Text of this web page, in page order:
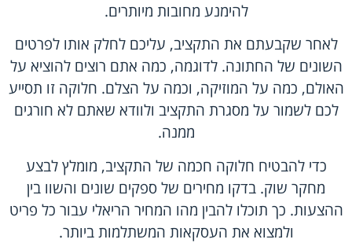
להימנע מחובות מיותרים.
לאחר שקבעתם את התקציב, עליכם לחלק אותו לפרטים
השונים של החתונה. לדוגמה, כמה אתם רוצים להוציא על
האולם, כמה על המוזיקה, וכמה על הצלם. חלוקה זו תסייע
לכם לשמור על מסגרת התקציב ולוודא שאתם לא חורגים
ממנה.
כדי להבטיח חלוקה חכמה של התקציב, מומלץ לבצע
מחקר שוק. בדקו מחירים של ספקים שונים והשוו בין
ההצעות. כך תוכלו להבין מהו המחיר הריאלי עבור כל פריט
ולמצוא את העסקאות המשתלמות ביותר.